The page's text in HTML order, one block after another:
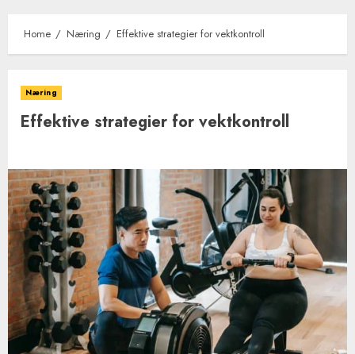
Home Næring Effektive strategier for vektkontroll
Næring
Effektive strategier for vektkontroll